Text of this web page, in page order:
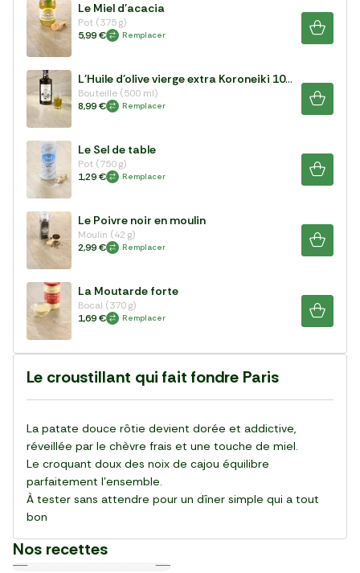
Le Miel d'acacia
Pot (375 g)
5,99 €
Remplacer
L'Huile d'olive vierge extra Koroneiki 100%
Bouteille (500 ml)
8,99 €
Remplacer
Le Sel de table
Pot (750 g)
1,29 €
Remplacer
Le Poivre noir en moulin
Moulin (42 g)
2,99 €
Remplacer
La Moutarde forte
Bocal (370 g)
1,69 €
Remplacer
Le croustillant qui fait fondre Paris
La patate douce rôtie devient dorée et addictive,
réveillée par le chèvre frais et une touche de miel.
Le croquant doux des noix de cajou équilibre
parfaitement l’ensemble.
À tester sans attendre pour un dîner simple qui a tout
bon
Nos recettes